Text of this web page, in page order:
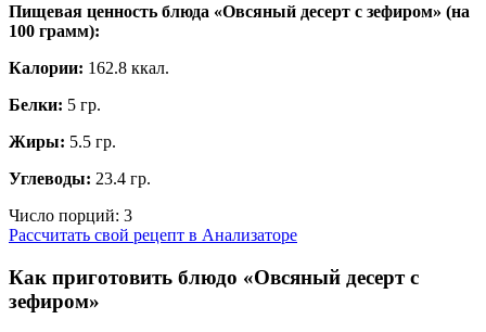
Пищевая ценность блюда «Овсяный десерт с зефиром» (на
100 грамм):
Калории: 162.8 ккал.
Белки: 5 гр.
Жиры: 5.5 гр.
Углеводы: 23.4 гр.
Число порций: 3
Рассчитать свой рецепт в Анализаторе
Как приготовить блюдо «Овсяный десерт с
зефиром»